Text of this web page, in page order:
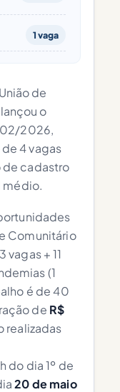
1 vaga
de
o
02/2026,
4 vagas
de cadastro
médio.
Comunitário
+ 11
(1
é de 40
de R$
realizadas
do dia 1º de
20 de maio